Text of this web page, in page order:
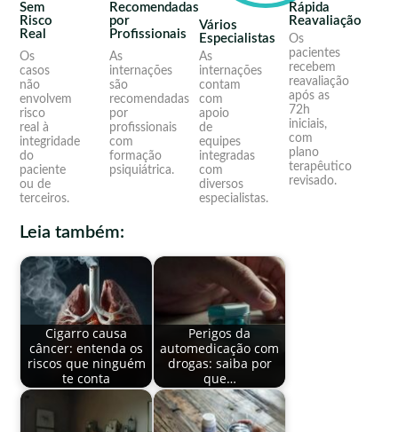
Sem
Risco
Real
Os
casos
não
envolvem
risco
real à
integridade
do
paciente
ou de
terceiros.
Recomendadas
por
Profissionais
As
internações
são
recomendadas
por
profissionais
com
formação
psiquiátrica.
Vários
Especialistas
As
internações
contam
com
apoio
de
equipes
integradas
com
diversos
especialistas.
Rápida
Reavaliação
Os
pacientes
recebem
reavaliação
após as
72h
iniciais,
com
plano
terapêutico
revisado.
Leia também:
Cigarro causa
câncer: entenda os
riscos que ninguém
te conta
Perigos da
automedicação com
drogas: saiba por
que…